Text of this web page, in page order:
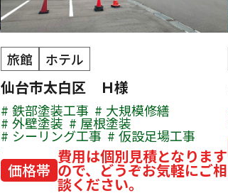
旅館 ホテル
仙台市太白区 Ｈ様
鉄部塗装工事 大規模修繕
外壁塗装 屋根塗装
シーリング工事 仮設足場工事
価格帯
費用は個別見積となります
ので、どうぞお気軽にご相
談ください。